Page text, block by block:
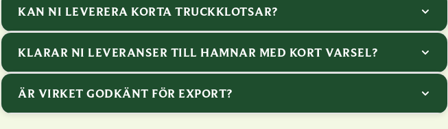
KAN NI LEVERERA KORTA TRUCKKLOTSAR?
KLARAR NI LEVERANSER TILL HAMNAR MED KORT VARSEL?
ÄR VIRKET GODKÄNT FÖR EXPORT?